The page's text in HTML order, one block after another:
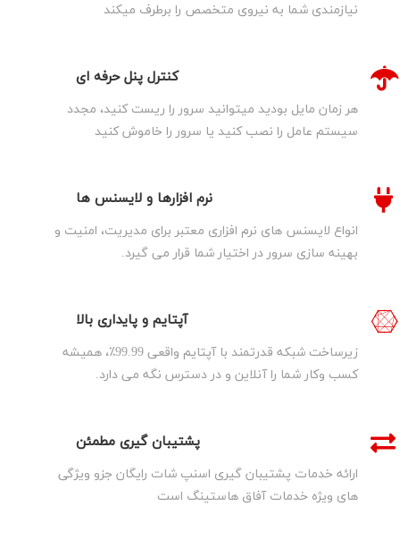
نیازمندی شما به نیروی متخصص را برطرف میکند
کنترل پنل حرفه ای
هر زمان مایل بودید میتوانید سرور را ریست کنید، مجدد
سیستم عامل را نصب کنید یا سرور را خاموش کنید
نرم افزارها و لایسنس ها
انواع لایسنس های نرم افزاری معتبر برای مدیریت، امنیت و
بهینه سازی سرور در اختیار شما قرار می گیرد.
آپتایم و پایداری بالا
زیرساخت شبکه قدرتمند با آپتایم واقعی 99.99٪، همیشه
کسب وکار شما را آنلاین و در دسترس نگه می دارد.
پشتیبان گیری مطمئن
ارائه خدمات پشتیبان گیری اسنپ شات رایگان جزو ویژگی
های ویژه خدمات آفاق هاستینگ است